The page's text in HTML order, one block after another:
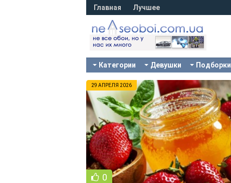
Главная Лучшее
Категории Девушки Подборки
29 АПРЕЛЯ 2026
0